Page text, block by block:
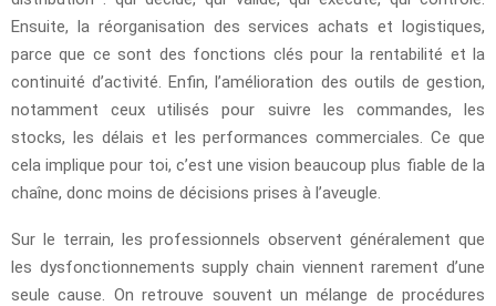
Ensuite, la réorganisation des services achats et logistiques,
parce que ce sont des fonctions clés pour la rentabilité et la
continuité d’activité. Enfin, l’amélioration des outils de gestion,
notamment ceux utilisés pour suivre les commandes, les
stocks, les délais et les performances commerciales. Ce que
cela implique pour toi, c’est une vision beaucoup plus fiable de la
chaîne, donc moins de décisions prises à l’aveugle.
Sur le terrain, les professionnels observent généralement que
les dysfonctionnements supply chain viennent rarement d’une
seule cause. On retrouve souvent un mélange de procédures